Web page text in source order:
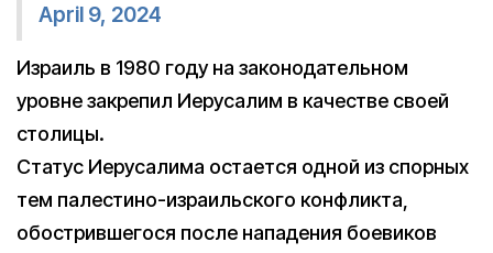
April 9, 2024
Израиль в 1980 году на законодательном
уровне закрепил Иерусалим в качестве своей
столицы.
Статус Иерусалима остается одной из спорных
тем палестино-израильского конфликта,
обострившегося после нападения боевиков